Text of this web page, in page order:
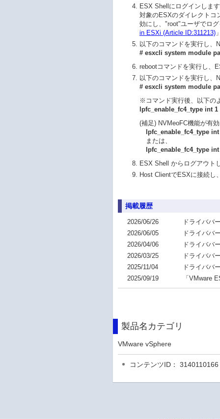
ESX Shellにログインしま
対象のESXのダイレクトコ
効にし、"root"ユーザでロ
in ESXi (Article ID:311213)
以下のコマンドを実行し、
# esxcli system module
rebootコマンドを実行し、
以下のコマンドを実行し、
# esxcli system module
※コマンド実行後、以下の
lpfc_enable_fc4_type int
(補足) NVMeoFC機能が有
lpfc_enable_fc4_type
または、
lpfc_enable_fc4_type
ESX Shell からログアウト
Host ClientでESXに接続し
掲載履歴
2026/06/26
ドライババ
2026/06/05
ドライババ
2026/04/06
ドライババ
2026/03/25
ドライババ
2025/11/04
ドライババ
2025/09/19
「VMware
製品名カテゴリ
VMware vSphere
コンテンツID： 3140110166